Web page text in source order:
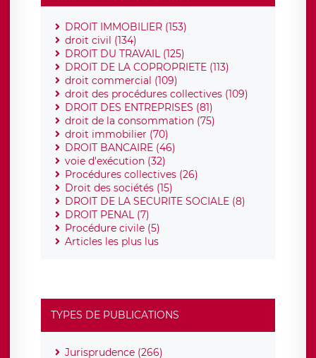
DROIT IMMOBILIER (153)
droit civil (134)
DROIT DU TRAVAIL (125)
DROIT DE LA COPROPRIETE (113)
droit commercial (109)
droit des procédures collectives (109)
DROIT DES ENTREPRISES (81)
droit de la consommation (75)
droit immobilier (70)
DROIT BANCAIRE (46)
voie d'exécution (32)
Procédures collectives (26)
Droit des sociétés (15)
DROIT DE LA SECURITE SOCIALE (8)
DROIT PENAL (7)
Procédure civile (5)
Articles les plus lus
TYPES DE PUBLICATIONS
Jurisprudence (266)